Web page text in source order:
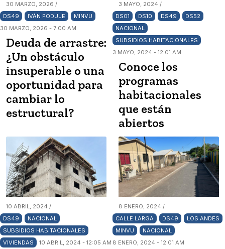
30 MARZO, 2026 /
DS49
IVÁN PODUJE
MINVU
30 MARZO, 2026 - 7:00 AM
Deuda de arrastre:
¿Un obstáculo
insuperable o una
oportunidad para
cambiar lo
estructural?
3 MAYO, 2024 /
DS01
DS10 DS49
DS52
NACIONAL
SUBSIDIOS HABITACIONALES
3 MAYO, 2024 - 12:01 AM
Conoce los
programas
habitacionales
que están
abiertos
10 ABRIL, 2024 /
DS49
NACIONAL
SUBSIDIOS HABITACIONALES
VIVIENDAS
10 ABRIL, 2024 - 12:05 AM
8 ENERO, 2024 /
CALLE LARGA
DS49
LOS ANDES
MINVU
NACIONAL
8 ENERO, 2024 - 12:01 AM